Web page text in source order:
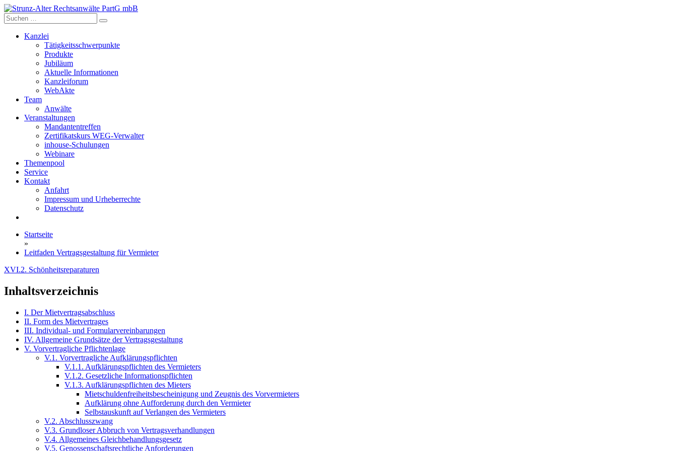
Skip
to
content
Kanzlei
Tätigkeitsschwerpunkte
Produkte
Jubiläum
Aktuelle Informationen
Kanzleiforum
WebAkte
Team
Anwälte
Veranstaltungen
Mandantentreffen
Zertifikatskurs WEG-Verwalter
inhouse-Schulungen
Webinare
Themenpool
Service
Kontakt
Anfahrt
Impressum und Urheberrechte
Datenschutz
Startseite
»
Leitfaden Vertragsgestaltung für Vermieter
XVI.2. Schönheitsreparaturen
Inhaltsverzeichnis
I. Der Mietvertragsabschluss
II. Form des Mietvertrages
III. Individual- und Formularvereinbarungen
IV. Allgemeine Grundsätze der Vertragsgestaltung
V. Vorvertragliche Pflichtenlage
V.1. Vorvertragliche Aufklärungspflichten
V.1.1. Aufklärungspflichten des Vermieters
V.1.2. Gesetzliche Informationspflichten
V.1.3. Aufklärungspflichten des Mieters
Mietschuldenfreiheitsbescheinigung und Zeugnis des Vorvermieters
Aufklärung ohne Aufforderung durch den Vermieter
Selbstauskunft auf Verlangen des Vermieters
V.2. Abschlusszwang
V.3. Grundloser Abbruch von Vertragsverhandlungen
V.4. Allgemeines Gleichbehandlungsgesetz
V.5. Genossenschaftsrechtliche Anforderungen